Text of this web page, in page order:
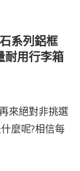
系列鋁框
用行李箱
來絕對非挑選
麼呢?相信每